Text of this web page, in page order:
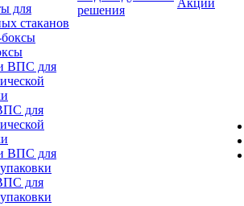
для
стаканов
для
для
решения
Акции